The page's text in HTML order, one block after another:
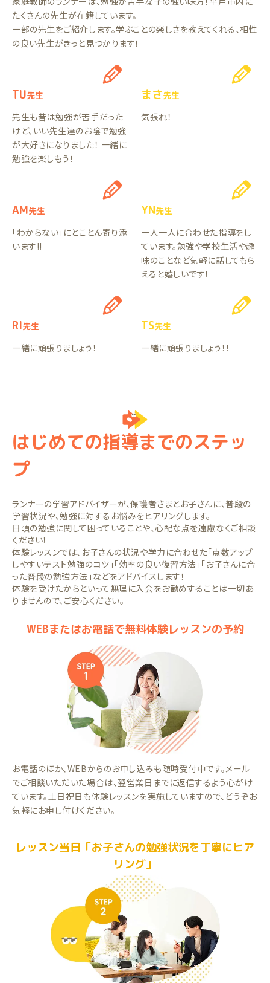
たくさんの先生が在籍しています。
一部の先生をご紹介します。学ぶことの楽しさを教えてくれる、相性
の良い先生がきっと見つかります！
TU先生
先生も昔は勉強が苦手だった
けど、いい先生達のお陰で勉強
が大好きになりました！ 一緒に
勉強を楽しもう！
まさ先生
気張れ！
AM先生
「わからない」にとことん寄り添
います!!
YN先生
一人一人に合わせた指導をし
ています。勉強や学校生活や趣
味のことなど気軽に話してもら
えると嬉しいです！
RI先生
一緒に頑張りましょう！
TS先生
一緒に頑張りましょう！！
はじめての指導までのステッ
プ
ランナーの学習アドバイザーが、保護者さまとお子さんに、普段の
学習状況や、勉強に対するお悩みをヒアリングします。
日頃の勉強に関して困っていることや、心配な点を遠慮なくご相談
ください！
体験レッスンでは、お子さんの状況や学力に合わせた「点数アップ
しやすいテスト勉強のコツ」「効率の良い復習方法」「お子さんに合
った普段の勉強方法」などをアドバイスします！
体験を受けたからといって無理に入会をお勧めすることは一切あ
りませんので、ご安心ください。
WEBまたはお電話で無料体験レッスンの予約
お電話のほか、WEBからのお申し込みも随時受付中です。メール
でご相談いただいた場合は、翌営業日までに返信するよう心がけ
ています。土日祝日も体験レッスンを実施していますので、どうぞお
気軽にお申し付けください。
レッスン当日「お子さんの勉強状況を丁寧にヒア
リング」